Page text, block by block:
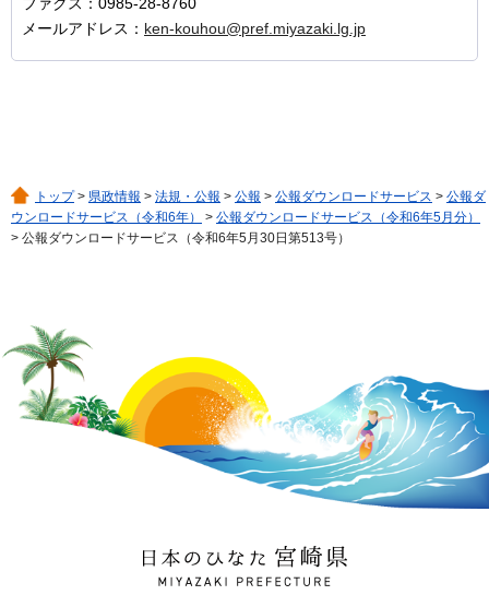
メールアドレス： ken-kouhou@pref.miyazaki.lg.jp
トップ> 県政情報 > 法規・公報 > 公報 > 公報ダウンロードサービス > 公報ダ
ウンロードサービス（令和6年）
> 公報ダウンロードサービス（令和6年5月分）
> 公報ダウンロードサービス（令和6年5月30日第513号）
日本のひなた 宮崎県
MIYAZAKI PREFECTURE